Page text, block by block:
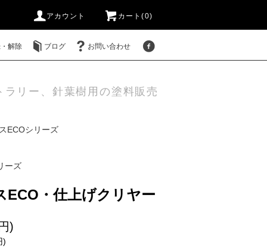
アカウント カート(0)
解除 ブログ お問い合わせ
ラリー、針葉樹用の塗料販売
ECOシリーズ
ーズ
ECO・仕上げクリヤー
)
)